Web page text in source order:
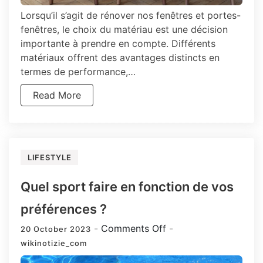
Lorsqu’il s’agit de rénover nos fenêtres et portes-
fenêtres, le choix du matériau est une décision
importante à prendre en compte. Différents
matériaux offrent des avantages distincts en
termes de performance,…
Read More
LIFESTYLE
Quel sport faire en fonction de vos
préférences ?
20 October 2023 Comments Offon
sport
wikinotizie_com